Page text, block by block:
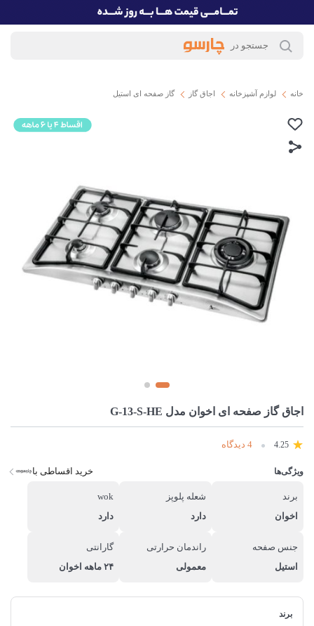
خانه لوازم آشپزخانه اجاق گاز گاز صفحه ای استیل
اجاق گاز صفحه ای اخوان مدل G-13-S-HE
4.25 4 دیدگاه
ویژگی‌ها خرید اقساطی با
برند
اخوان
شعله پلوپز
دارد
wok
دارد
جنس صفحه
استیل
راندمان حرارتی
معمولی
گارانتی
۲۴ ماهه اخوان
برند